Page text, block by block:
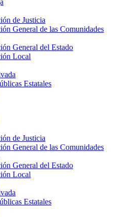
de Justicia
General de las Comunidades
General del Estado
Local
Estatales
de Justicia
General de las Comunidades
General del Estado
Local
Estatales